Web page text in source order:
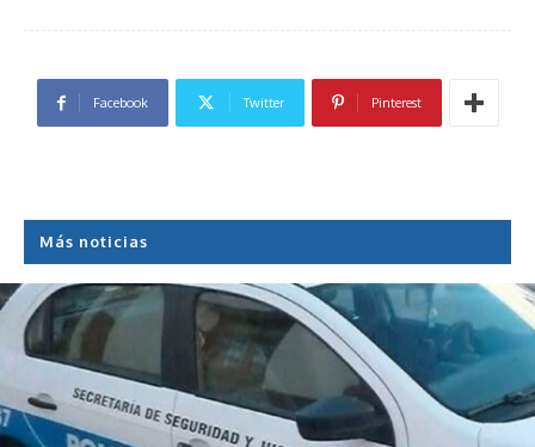
Facebook Twitter Pinterest
Más noticias